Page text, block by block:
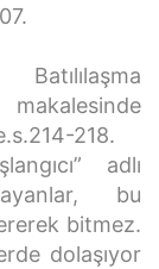
makalesinde
218.
adlı
bu
bitmez.
dolaşıyor